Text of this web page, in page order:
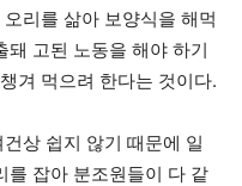
리를 삶아 보양식을 해먹
돼 고된 노동을 해야 하기
겨 먹으려 한다는 것이다.
상 쉽지 않기 때문에 일
를 잡아 분조원들이 다 같